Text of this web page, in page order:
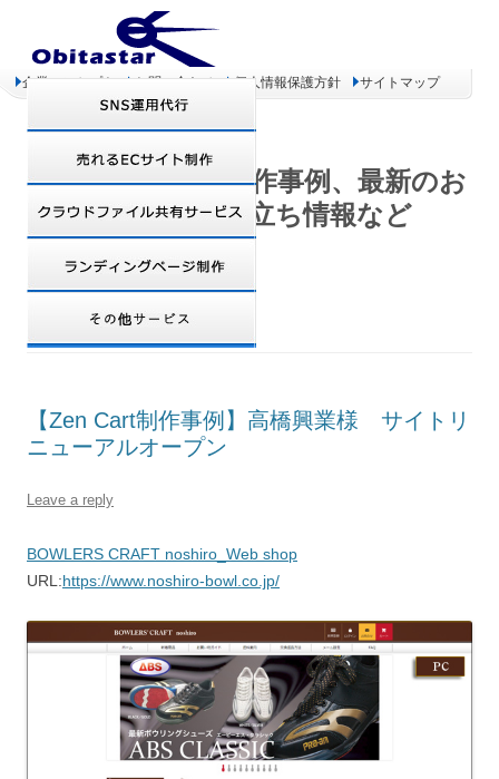
企業コンセプト お問い合わせ 個人情報保護方針 サイトマップ
オビタスター 制作事例、最新のお
得情報、お役立ち情報など
TAG ARCHIVES:CMS
【Zen Cart制作事例】高橋興業様 サイトリ
ニューアルオープン
Leave a reply
BOWLERS CRAFT noshiro_Web shop
URL:https://www.noshiro-bowl.co.jp/